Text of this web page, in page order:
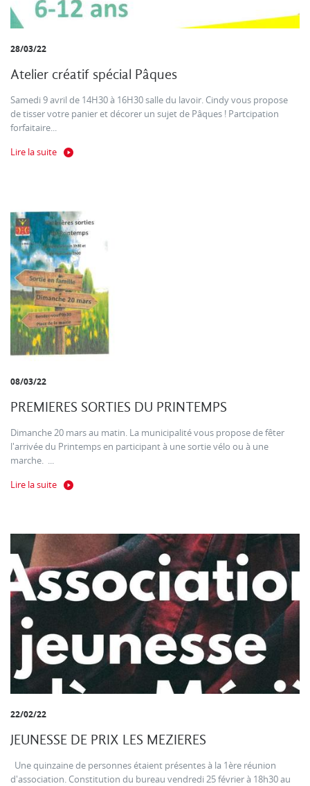
28/03/22
Atelier créatif spécial Pâques
Samedi 9 avril de 14H30 à 16H30 salle du lavoir. Cindy vous propose
de tisser votre panier et décorer un sujet de Pâques ! Partcipation
forfaitaire...
Lire la suite
08/03/22
PREMIERES SORTIES DU PRINTEMPS
Dimanche 20 mars au matin. La municipalité vous propose de fêter
l'arrivée du Printemps en participant à une sortie vélo ou à une
marche. ...
Lire la suite
22/02/22
JEUNESSE DE PRIX LES MEZIERES
Une quinzaine de personnes étaient présentes à la 1ère réunion
d'association. Constitution du bureau vendredi 25 février à 18h30 au